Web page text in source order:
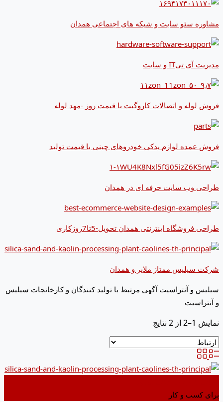
مشاوره سئو سایت و شبکه های اجتماعی همدان
مدیریت آی تیIT و سایت
فروش لوله و اتصالات کاروگیت با قیمت روز -مهد لوله
فروش عمده لوازم یدکی خودروهای چینی با قیمت تولید
طراحی وب سایت حرفه ای در همدان
طراحی فروشگاه اینترنتی همدان تحویل-5تا7روزکاری
شرکت سیلیس ممتاز ملایر و همدان
سیلیس و آنتراسیت آگهی مرتبط با تولید کنندگان و کارخانجات سیلیس
و آنتراسیت
نمایش 1–2 از 2 نتایج
برای کسب و کار